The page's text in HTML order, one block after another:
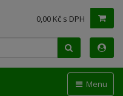
0,00 Kč s DPH
Menu